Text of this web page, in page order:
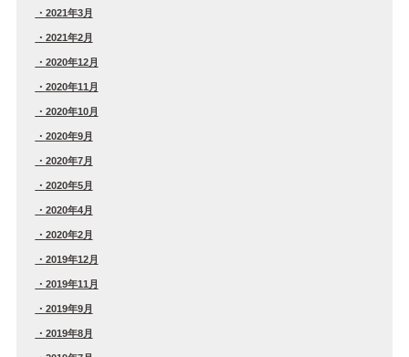
2021年3月
2021年2月
2020年12月
2020年11月
2020年10月
2020年9月
2020年7月
2020年5月
2020年4月
2020年2月
2019年12月
2019年11月
2019年9月
2019年8月